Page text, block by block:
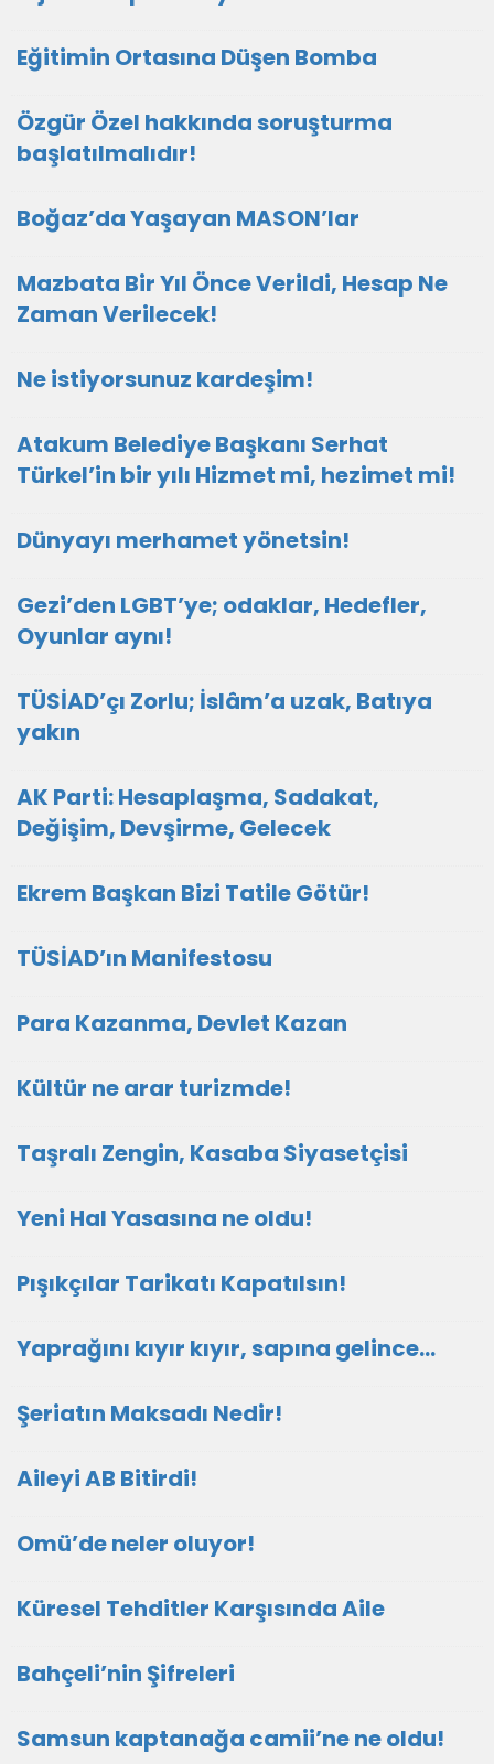
Eğitimin Ortasına Düşen Bomba
Özgür Özel hakkında soruşturma
başlatılmalıdır!
Boğaz’da Yaşayan MASON’lar
Mazbata Bir Yıl Önce Verildi, Hesap Ne
Zaman Verilecek!
Ne istiyorsunuz kardeşim!
Atakum Belediye Başkanı Serhat
Türkel’in bir yılı Hizmet mi, hezimet mi!
Dünyayı merhamet yönetsin!
Gezi’den LGBT’ye; odaklar, Hedefler,
Oyunlar aynı!
TÜSİAD’çı Zorlu; İslâm’a uzak, Batıya
yakın
AK Parti: Hesaplaşma, Sadakat,
Değişim, Devşirme, Gelecek
Ekrem Başkan Bizi Tatile Götür!
TÜSİAD’ın Manifestosu
Para Kazanma, Devlet Kazan
Kültür ne arar turizmde!
Taşralı Zengin, Kasaba Siyasetçisi
Yeni Hal Yasasına ne oldu!
Pışıkçılar Tarikatı Kapatılsın!
Yaprağını kıyır kıyır, sapına gelince…
Şeriatın Maksadı Nedir!
Aileyi AB Bitirdi!
Omü’de neler oluyor!
Küresel Tehditler Karşısında Aile
Bahçeli’nin Şifreleri
Samsun kaptanağa camii’ne ne oldu!